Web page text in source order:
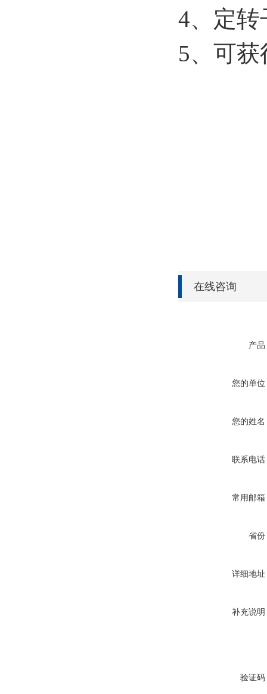
4、定
5、可获
在线咨询
产品
您的单位
您的姓名
联系电话
常用邮箱
省份
详细地址
补充说明
验证码